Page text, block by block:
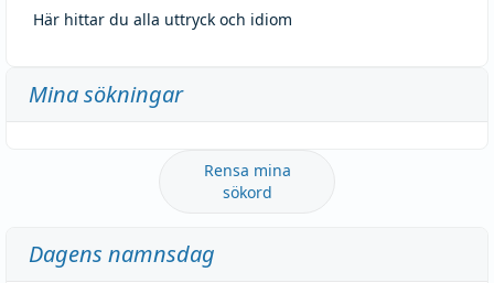
Här hittar du alla uttryck och idiom
Mina sökningar
Rensa mina
sökord
Dagens namnsdag